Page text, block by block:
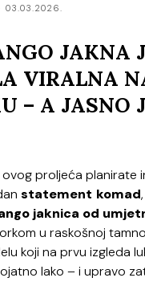
03.03.2026.
JAKNA
VIRALNA
– A JASNO
ovog proljeća planirate
statement komad
jaknica od
u raskošnoj
koji na prvu izgleda
lako – i upravo